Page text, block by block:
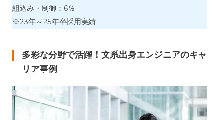
組込み・制御：6％
※23年～25年卒採用実績
多彩な分野で活躍！文系出身エンジニアのキャ
リア事例